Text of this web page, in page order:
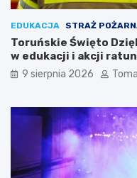
EDUKACJA STRAŻ
Toruńskie Święto
w edukacji i akcji
9 sierpnia 2026